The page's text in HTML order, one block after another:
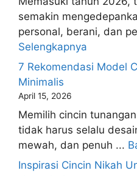
semakin
personal, berani, dan
Selengkapnya
7 Rekomendasi Model
Minimalis
April 15, 2026
Memilih cincin
tidak harus selalu
mewah, dan penuh ...
Inspirasi Cincin Nikah